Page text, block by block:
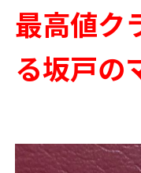
最高値ク
る坂戸の